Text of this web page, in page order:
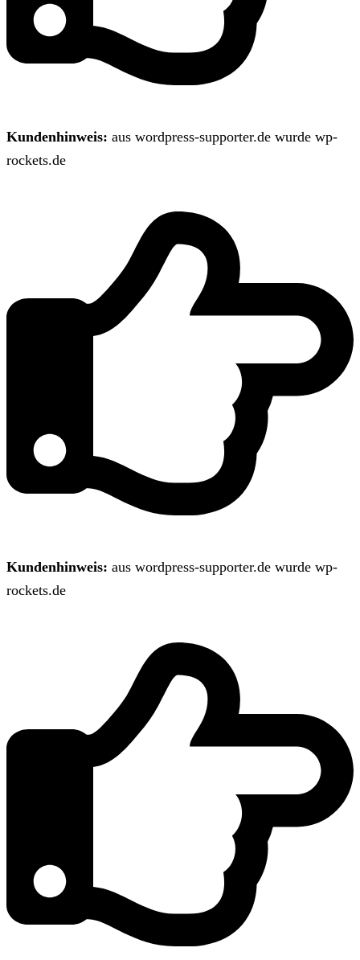
Kundenhinweis: aus wordpress-supporter.de wurde wp-
rockets.de
Kundenhinweis: aus wordpress-supporter.de wurde wp-
rockets.de